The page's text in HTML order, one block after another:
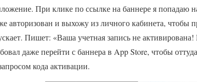
При клике по ссылке на баннере я попадаю
авторизован и выхожу из личного кабинета, чтобы
Пишет: «Ваша учетная запись не
даже перейти с баннера в App Store, чтобы
кода активации.